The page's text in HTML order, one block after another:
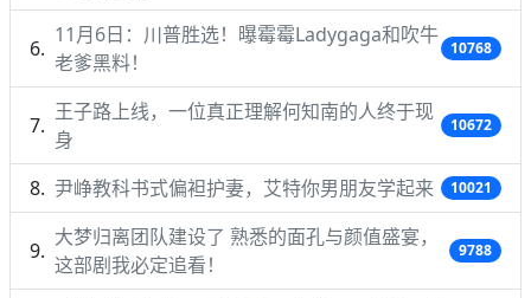
11月6日：川普胜选！曝霉霉Ladygaga和吹牛
老爹黑料！
10768
王子路上线，一位真正理解何知南的人终于现
身
10672
尹峥教科书式偏袒护妻，艾特你男朋友学起来 10021
大梦归离团队建设了 熟悉的面孔与颜值盛宴，
这部剧我必定追看！
9788